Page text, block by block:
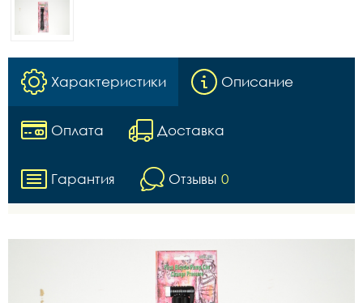
Характеристики Описание
Оплата Доставка
Гарантия Отзывы 0